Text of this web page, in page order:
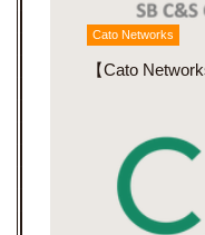
Cato Networks
【Cato